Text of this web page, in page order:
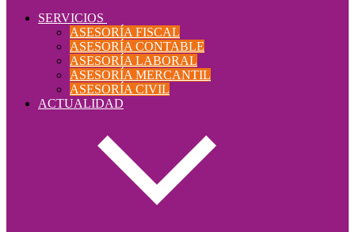
SERVICIOS
ASESORÍA FISCAL
ASESORÍA CONTABLE
ASESORÍA LABORAL
ASESORÍA MERCANTIL
ASESORÍA CIVIL
ACTUALIDAD